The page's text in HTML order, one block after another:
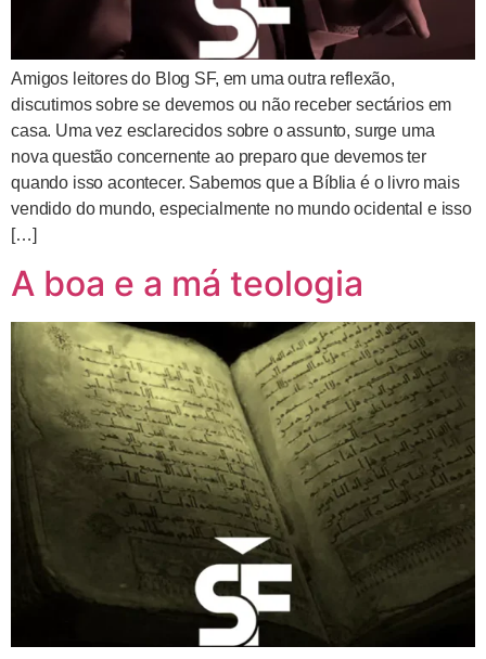
Amigos leitores do Blog SF, em uma outra reflexão,
discutimos sobre se devemos ou não receber sectários em
casa. Uma vez esclarecidos sobre o assunto, surge uma
nova questão concernente ao preparo que devemos ter
quando isso acontecer. Sabemos que a Bíblia é o livro mais
vendido do mundo, especialmente no mundo ocidental e isso
[…]
A boa e a má teologia